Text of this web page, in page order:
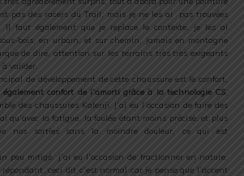
pas des racers du Trail, mais je ne les ai pas trouvées
Il faut également que je replace le contexte, je les ai
bois, en urbain, et sur chemin, jamais en montagne
de dire, attention sur les terrains très très exigeants
à valider.
de développement de cette chaussure est le confort,
également confort de l’amorti grâce à la technologie CS,
des chaussures Kalenji. J’ai eu l’occasion de faire des
qu’avec la fatigue, la foulée étant moins précise, et plus
nos sorties sans la moindre douleur, ce qui est
peu mitigé, j’ai eu l’occasion de fractionner en nature,
ceci dit c’est normal car je pense que l’accent